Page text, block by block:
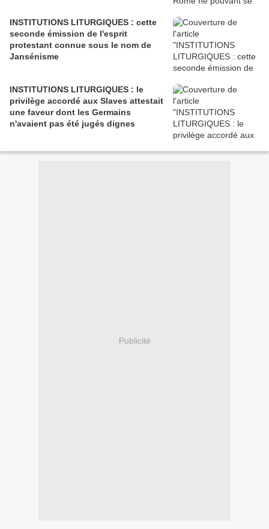
INSTITUTIONS LITURGIQUES : cette
seconde émission de l'esprit
protestant connue sous le nom de
Jansénisme
INSTITUTIONS LITURGIQUES : le
privilège accordé aux Slaves attestait
une faveur dont les Germains
n'avaient pas été jugés dignes
Publicité